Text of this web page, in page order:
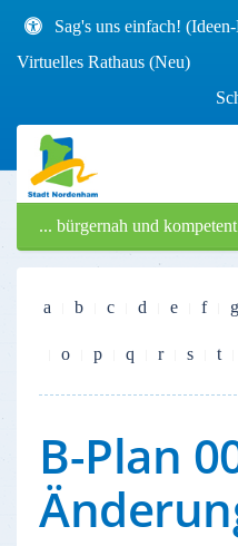
Sag's uns einfach!
Virtuelles Rathaus (Neu)
... bürgernah und kompetent
a b c d e f g
o p q r s t
B-Plan